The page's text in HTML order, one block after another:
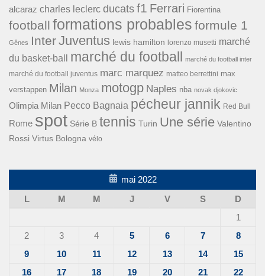
alcaraz charles leclerc ducats f1 Ferrari Fiorentina
football formations probables formule 1
Gênes InterJuventus lewis hamilton lorenzo musetti marché
du basket-ball
marché du football marché du football inter
marché du football juventus marc marquez matteo berrettini max
verstappen Milan Monza motogp Naples nba novak djokovic
Olimpia Milan Pecco Bagnaia pécheur jannik Red Bull
Rome spot Série B tennis Turin Une série Valentino
Rossi Virtus Bologna vélo
mai 2022
L
M M J V S
D
1
2
3 4 5 6 7
8
9
10 11 12 13 14
15
16
17 18 19 20 21 22